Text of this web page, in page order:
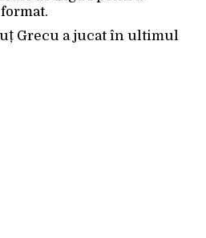
Grecu a jucat în ultimul